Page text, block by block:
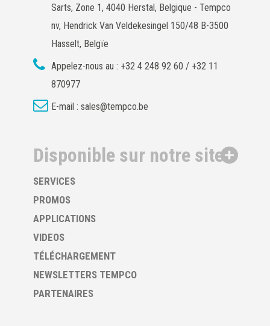
Sarts, Zone 1, 4040 Herstal, Belgique - Tempco
nv, Hendrick Van Veldekesingel 150/48 B-3500
Hasselt, Belgïe
Appelez-nous au : +32 4 248 92 60 / +32 11
870977
E-mail : sales@tempco.be
Disponible sur notre site
SERVICES
PROMOS
APPLICATIONS
VIDEOS
TÉLÉCHARGEMENT
NEWSLETTERS TEMPCO
PARTENAIRES